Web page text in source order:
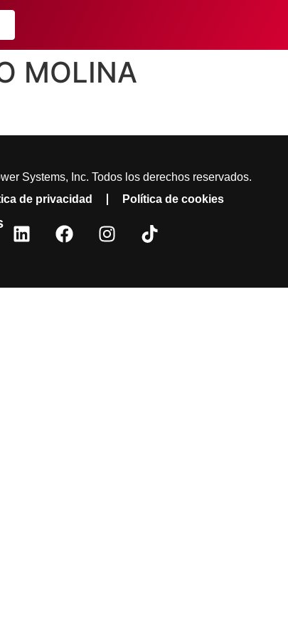
MOLINA
Systems, Inc. Todos los derechos reservados.
de privacidad Política de cookies